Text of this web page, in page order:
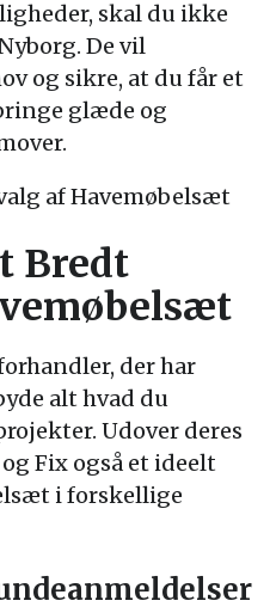
skal du ikke
De vil
og sikre, at du får et
glæde og
af Havemøbelsæt
Bredt
der har
alt hvad du
Udover deres
Fix også et ideelt
i forskellige